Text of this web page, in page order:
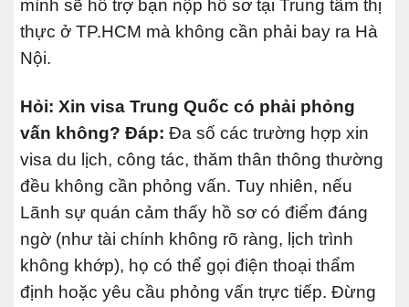
mình sẽ hỗ trợ bạn nộp hồ sơ tại Trung tâm thị
thực ở TP.HCM mà không cần phải bay ra Hà
Nội.
Hỏi: Xin visa Trung Quốc có phải phỏng
vấn không? Đáp: Đa số các trường hợp xin
visa du lịch, công tác, thăm thân thông thường
đều không cần phỏng vấn. Tuy nhiên, nếu
Lãnh sự quán cảm thấy hồ sơ có điểm đáng
ngờ (như tài chính không rõ ràng, lịch trình
không khớp), họ có thể gọi điện thoại thẩm
định hoặc yêu cầu phỏng vấn trực tiếp. Đừng